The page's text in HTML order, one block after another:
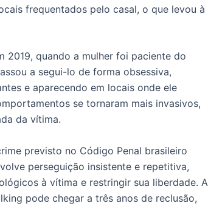
frequentados pelo casal, o que levou à
2019, quando a mulher foi paciente do
a segui-lo de forma obsessiva,
e aparecendo em locais onde ele
se tornaram mais invasivos,
da vítima.
previsto no Código Penal brasileiro
perseguição insistente e repetitiva,
à vítima e restringir sua liberdade. A
pode chegar a três anos de reclusão,